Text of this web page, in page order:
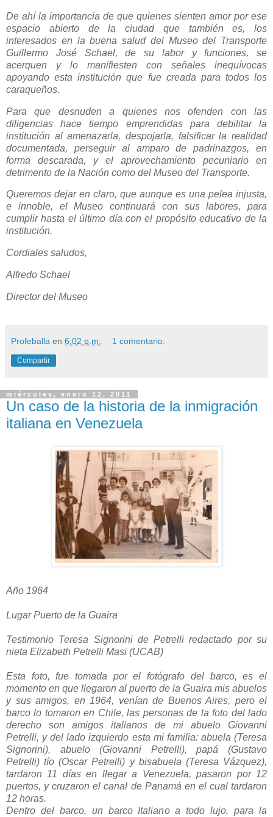
De ahí la importancia de que quienes sienten amor por ese
espacio abierto de la ciudad que también es, los
interesados en la buena salud del Museo del Transporte
Guillermo José Schael, de su labor y funciones, se
acerquen y lo manifiesten con señales inequívocas
apoyando esta institución que fue creada para todos los
caraqueños.
Para que desnuden a quienes nos ofenden con las
diligencias hace tiempo emprendidas para debilitar la
institución al amenazarla, despojarla, falsificar la realidad
documentada, perseguir al amparo de padrinazgos, en
forma descarada, y el aprovechamiento pecuniario en
detrimento de la Nación como del Museo del Transporte.
Queremos dejar en claro, que aunque es una pelea injusta,
e innoble, el Museo continuará con sus labores, para
cumplir hasta el último día con el propósito educativo de la
institución.
Cordiales saludos,
Alfredo Schael
Director del Museo
Profeballa en 6:02 p.m. 1 comentario:
Compartir
miércoles, enero 12, 2011
Un caso de la historia de la inmigración
italiana en Venezuela
Año 1964
Lugar Puerto de la Guaira
Testimonio Teresa Signorini de Petrelli redactado por su
nieta Elizabeth Petrelli Masi (UCAB)
Esta foto, fue tomada por el fotógrafo del barco, es el
momento en que llegaron al puerto de la Guaira mis abuelos
y sus amigos, en 1964, venían de Buenos Aires, pero el
barco lo tomaron en Chile, las personas de la foto del lado
derecho son amigos italianos de mi abuelo Giovanni
Petrelli, y del lado izquierdo esta mi familia: abuela (Teresa
Signorini), abuelo (Giovanni Petrelli), papá (Gustavo
Petrelli) tío (Oscar Petrelli) y bisabuela (Teresa Vázquez),
tardaron 11 días en llegar a Venezuela, pasaron por 12
puertos, y cruzaron el canal de Panamá en el cual tardaron
12 horas.
Dentro del barco, un barco Italiano a todo lujo, para la